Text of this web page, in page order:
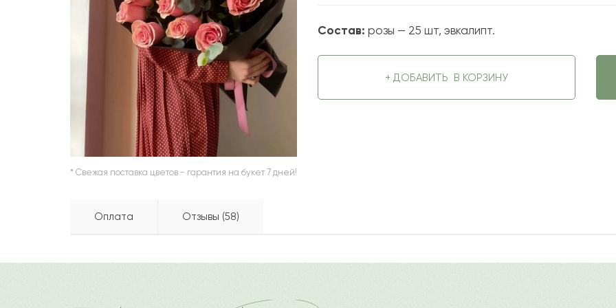
* Свежая поставка цветов - гарантия на букет 7 дней!
Состав: розы — 25 шт, эвкалипт.
+ ДОБАВИТЬ В КОРЗИНУ
Оплата Отзывы (58)